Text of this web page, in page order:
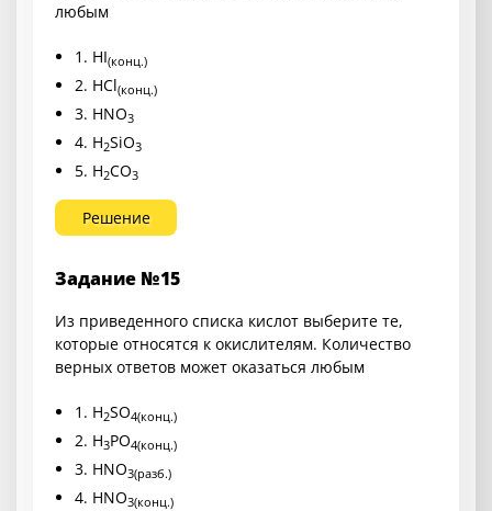
любым
1. HI(конц.)
2. HCl(конц.)
3. HNO3
4. H2SiO3
5. H2CO3
Решение
Задание №15
Из приведенного списка кислот выберите те,
которые относятся к окислителям. Количество
верных ответов может оказаться любым
1. H2SO4(конц.)
2. H3PO4(конц.)
3. HNO3(разб.)
4. HNO3(конц.)